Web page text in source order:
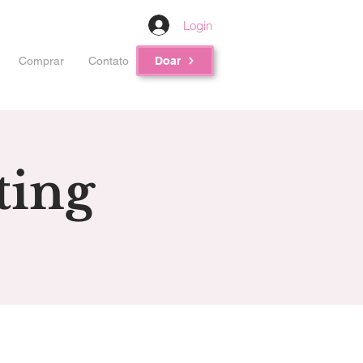
Login
Comprar Contato Doar